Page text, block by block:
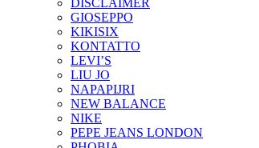
DISCLAIMER
GIOSEPPO
KIKISIX
KONTATTO
LEVI’S
LIU JO
NAPAPIJRI
NEW BALANCE
NIKE
PEPE JEANS LONDON